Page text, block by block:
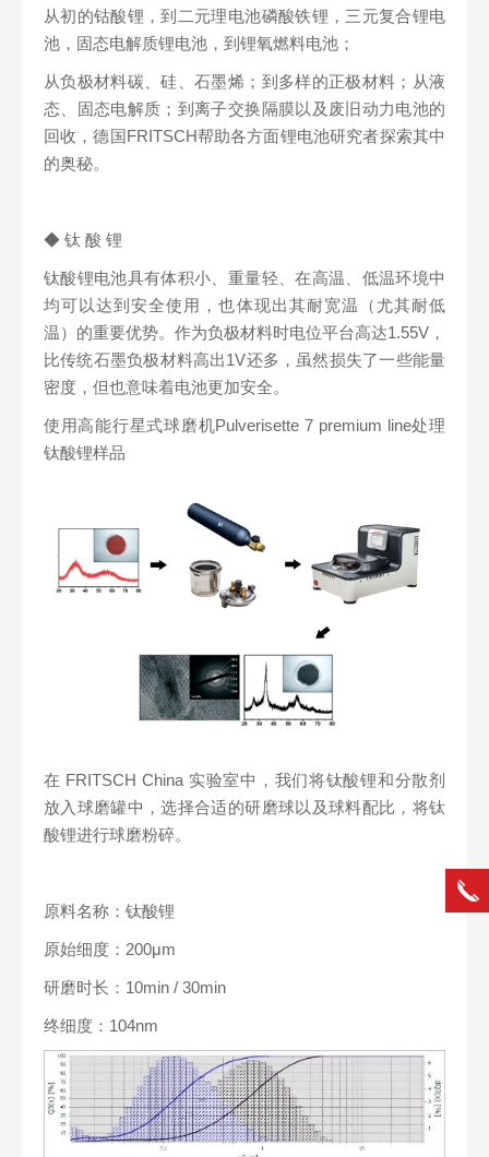
从初的钴酸锂，到二元理电池磷酸铁锂，三元复合锂电
池，固态电解质锂电池，到锂氧燃料电池；
从负极材料碳、硅、石墨烯；到多样的正极材料；从液
态、固态电解质；到离子交换隔膜以及废旧动力电池的
回收，德国FRITSCH帮助各方面锂电池研究者探索其中
的奥秘。
◆ 钛 酸 锂
钛酸锂电池具有体积小、重量轻、在高温、低温环境中
均可以达到安全使用，也体现出其耐宽温（尤其耐低
温）的重要优势。作为负极材料时电位平台高达1.55V，
比传统石墨负极材料高出1V还多，虽然损失了一些能量
密度，但也意味着电池更加安全。
使用高能行星式球磨机Pulverisette 7 premium line处理
钛酸锂样品
在 FRITSCH China 实验室中，我们将钛酸锂和分散剂
放入球磨罐中，选择合适的研磨球以及球料配比，将钛
酸锂进行球磨粉碎。
原料名称：钛酸锂
原始细度：200μm
研磨时长：10min / 30min
终细度：104nm